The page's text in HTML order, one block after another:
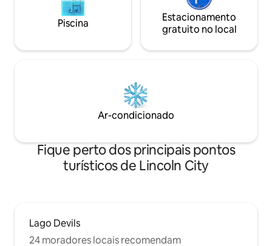
Piscina
Estacionamento
gratuito no local
Ar-condicionado
Fique perto dos principais pontos
turísticos de Lincoln City
Lago Devils
24 moradores locais recomendam